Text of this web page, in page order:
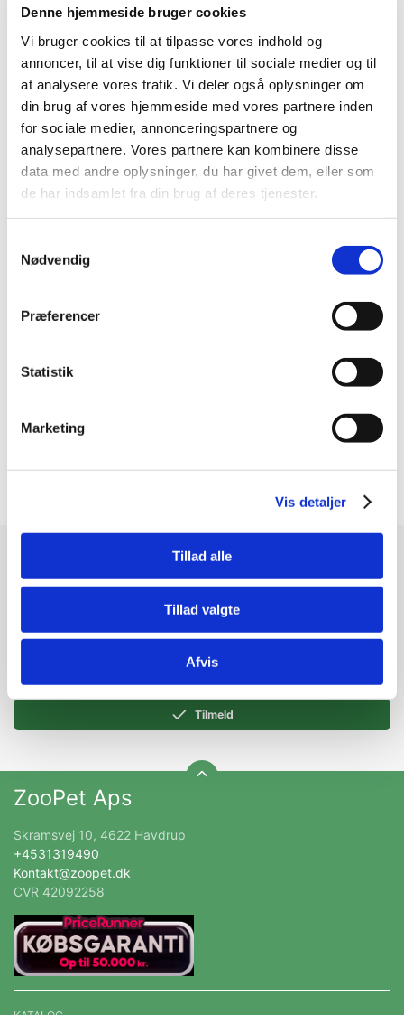
Denne hjemmeside bruger cookies
Vi bruger cookies til at tilpasse vores indhold og
annoncer, til at vise dig funktioner til sociale medier og til
at analysere vores trafik. Vi deler også oplysninger om
din brug af vores hjemmeside med vores partnere inden
for sociale medier, annonceringspartnere og
analysepartnere. Vores partnere kan kombinere disse
data med andre oplysninger, du har givet dem, eller som
de har indsamlet fra din brug af deres tjenester.
Nødvendig
Præferencer
Statistik
Marketing
Vis detaljer
Tillad alle
Tillad valgte
Afvis
4011905320373
Activity Snuse tæppe,
50 × 34 cm
DKK 199,00
DKK 159,20 ekskl. moms
Køb nu
På lager
Specifikationer
og grundet den ekstra vidde får hunden den optimale
Modtag vores nyhedsbrev
Nyheder og katalog - én gang om måneden
Tilmeld
ZooPet Aps
Skramsvej 10, 4622 Havdrup
+4531319490
Kontakt@zoopet.dk
CVR 42092258